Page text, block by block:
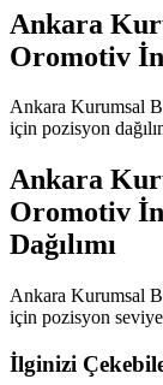
Ankara
Oromotiv
Ankara Kurumsal
için pozisyon
Ankara
Oromotiv
Dağılımı
Ankara Kurumsal
için pozisyon
İlginizi